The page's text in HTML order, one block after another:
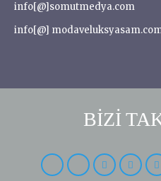
info[@]somutmedya.com
info[@]
BİZİ